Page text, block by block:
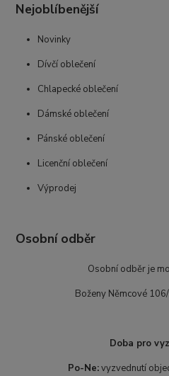
Nejoblíbenější
Novinky
Dívčí oblečení
Chlapecké oblečení
Dámské oblečení
Pánské oblečení
Licenční oblečení
Výprodej
Osobní odběr
Osobní odběr je
Boženy Němcové
Doba pro
Po-Ne:vyzvednutí